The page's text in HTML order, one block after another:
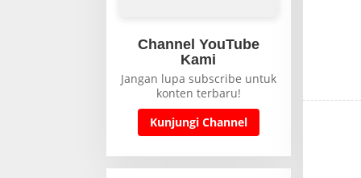
Channel YouTube
Kami
Jangan lupa subscribe untuk
konten terbaru!
Kunjungi Channel